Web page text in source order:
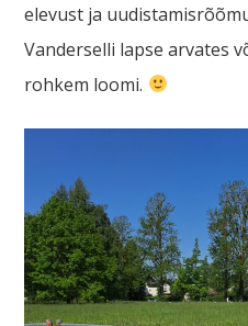
elevust ja
Vanderselli lapse arvates
rohkem loomi.